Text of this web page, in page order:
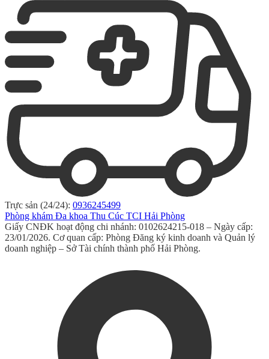
Trực sản (24/24): 0936245499
Phòng khám Đa khoa Thu Cúc TCI Hải Phòng
Giấy CNĐK hoạt động chi nhánh: 0102624215-018 – Ngày cấp:
23/01/2026. Cơ quan cấp: Phòng Đăng ký kinh doanh và Quản lý
doanh nghiệp – Sở Tài chính thành phố Hải Phòng.